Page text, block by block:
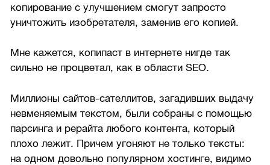
копирование с улучшением смогут запросто
уничтожить изобретателя, заменив его копией.
Мне кажется, копипаст в интернете нигде так
сильно не процветал, как в области SEO.
Миллионы сайтов-сателлитов, загадивших выдачу
невменяемым текстом, были собраны с помощью
парсинга и рерайта любого контента, который
плохо лежит. Причем угоняют не только тексты:
на одном довольно популярном хостинге, видимо